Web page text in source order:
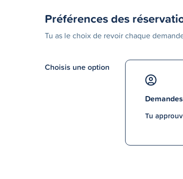
Préférences des
Tu as le choix de revoir chaque
Choisis une option
Tu